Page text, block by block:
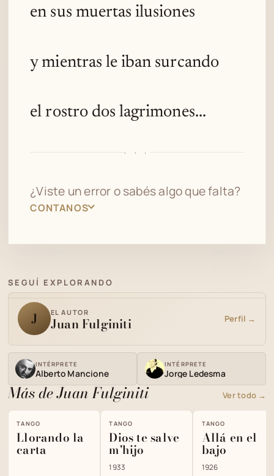
en sus muertas ilusiones
y mientras le iban surcando
el rostro dos lagrimones...
· · ·
¿Viste un error o sabés algo que falta?
CONTANOS
SEGUÍ EXPLORANDO
J EL AUTOR
Juan Fulginiti Perfil →
INTÉRPRETE
Alberto Mancione
INTÉRPRETE
Jorge Ledesma
Más de Juan Fulginiti Ver todo →
TANGO
Llorando la
carta
TANGO
Dios te salve
m'hijo
1933
TANGO
Allá en el
bajo
1926